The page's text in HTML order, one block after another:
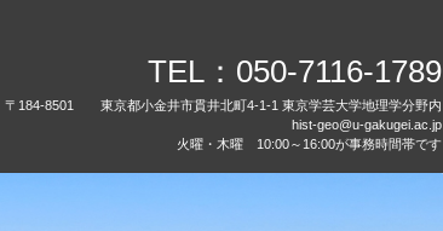
TEL：050-7116-1789
〒184-8501 東京都小金井市貫井北町4-1-1 東京学芸大学地理学分野内
hist-geo@u-gakugei.ac.jp
火曜・木曜 10:00～16:00が事務時間帯です